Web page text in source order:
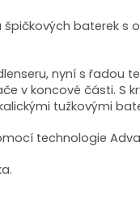
baterek s
nyní s
v koncové části. S
tužkovými
technologie